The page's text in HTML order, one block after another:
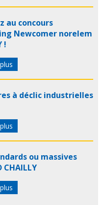
au concours
Newcomer norelem
!
à déclic industrielles
ou massives
CHAILLY